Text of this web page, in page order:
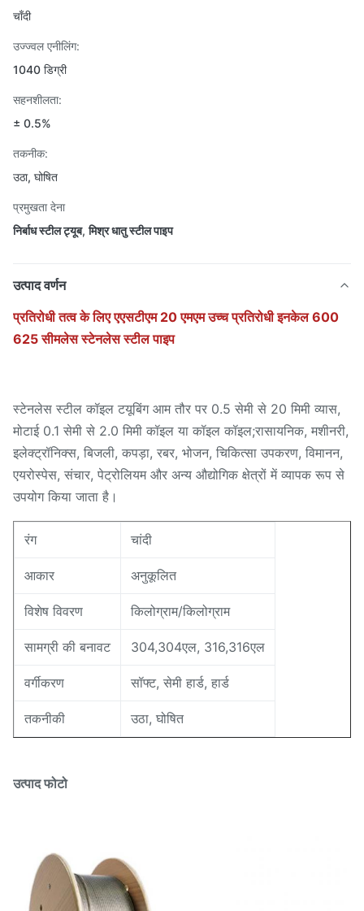
चाँदी
उज्ज्वल एनीलिंग:
1040 डिग्री
सहनशीलता:
± 0.5%
तकनीक:
उठा, घोषित
प्रमुखता देना
निर्बाध स्टील ट्यूब,मिश्र धातु स्टील पाइप
उत्पाद वर्णन
प्रतिरोधी तत्व के लिए एएसटीएम 20 एमएम उच्च प्रतिरोधी इनकेल 600
625 सीमलेस स्टेनलेस स्टील पाइप
स्टेनलेस स्टील कॉइल टयूबिंग आम तौर पर 0.5 सेमी से 20 मिमी व्यास,
मोटाई 0.1 सेमी से 2.0 मिमी कॉइल या कॉइल कॉइल;रासायनिक, मशीनरी,
इलेक्ट्रॉनिक्स, बिजली, कपड़ा, रबर, भोजन, चिकित्सा उपकरण, विमानन,
एयरोस्पेस, संचार, पेट्रोलियम और अन्य औद्योगिक क्षेत्रों में व्यापक रूप से
उपयोग किया जाता है।
रंग चांदी
आकार अनुकूलित
विशेष विवरण किलोग्राम/किलोग्राम
सामग्री की बनावट 304,304एल, 316,316एल
वर्गीकरण सॉफ्ट, सेमी हार्ड, हार्ड
तकनीकी उठा, घोषित
उत्पाद फोटो